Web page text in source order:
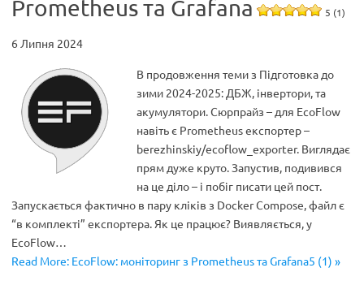
Prometheus та Grafana
5 (1)
6 Липня 2024
В продовження теми з Підготовка до
зими 2024-2025: ДБЖ, інвертори, та
акумулятори. Сюрпрайз – для EcoFlow
навіть є Prometheus експортер –
berezhinskiy/ecoflow_exporter. Виглядає
прям дуже круто. Запустив, подивився
на це діло – і побіг писати цей пост.
Запускається фактично в пару кліків з Docker Compose, файл є
“в комплекті” експортера. Як це працює? Виявляється, у
EcoFlow…
Read More: EcoFlow: моніторинг з Prometheus та Grafana5 (1) »